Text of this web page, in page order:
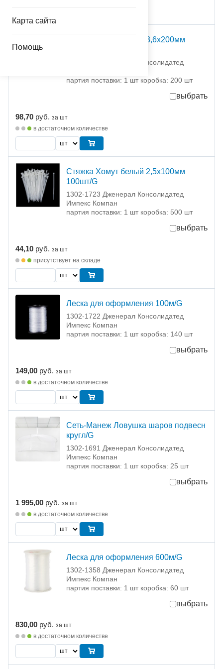
Карта сайта
Помощь
Стяжка Хомут белый 3,6х200мм
1302-1724 Дженерал Консолидатед
партия поставки: 1 шт коробка: 200 шт
выбрать
98,70 руб. за шт
в достаточном количестве
Стяжка Хомут белый 2,5х100мм
100шт/G
1302-1723 Дженерал Консолидатед
Импекс Компан
партия поставки: 1 шт коробка: 500 шт
выбрать
44,10 руб. за шт
присутствует на складе
Леска для оформления 100м/G
1302-1722 Дженерал Консолидатед
Импекс Компан
партия поставки: 1 шт коробка: 140 шт
выбрать
149,00 руб. за шт
в достаточном количестве
Сеть-Манеж Ловушка шаров подвесн
кругл/G
1302-1691 Дженерал Консолидатед
Импекс Компан
партия поставки: 1 шт коробка: 25 шт
выбрать
1 995,00 руб. за шт
в достаточном количестве
Леска для оформления 600м/G
1302-1358 Дженерал Консолидатед
Импекс Компан
партия поставки: 1 шт коробка: 60 шт
выбрать
830,00 руб. за шт
в достаточном количестве